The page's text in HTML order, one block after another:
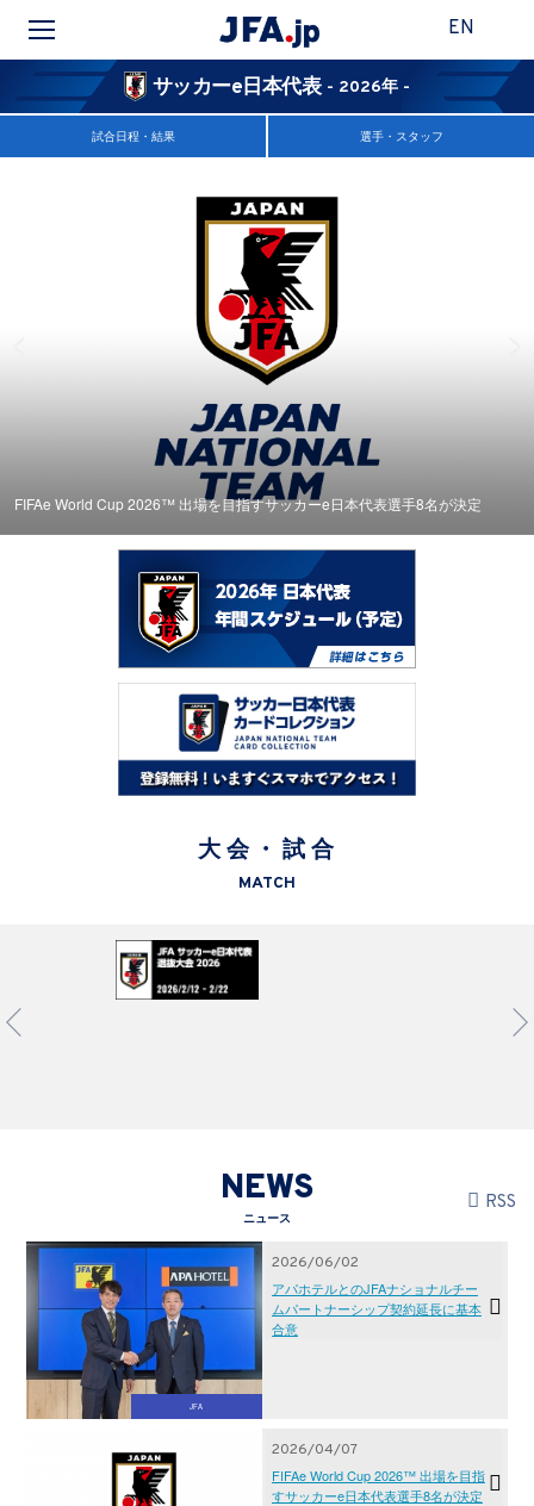
EN
サッカーe日本代表 - 2026年 -
試合日程・結果 選手・スタッフ
FIFAe World Cup 2026™ 出場を目指すサッカーe日本代表選手8名が決定
大会・試合
MATCH
NEWS
ニュース
RSS
JFA
2026/06/02
アパホテルとのJFAナショナルチー
ムパートナーシップ契約延長に基本
合意
2026/04/07
FIFAe World Cup 2026™ 出場を目指
すサッカーe日本代表選手8名が決定